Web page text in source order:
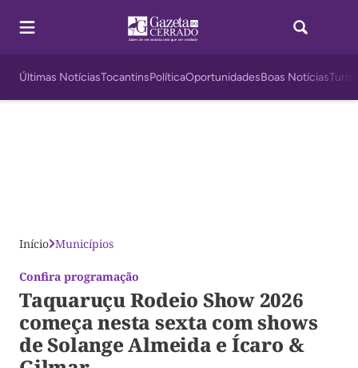
Últimas NotíciasTocantinsPolíticaOportunidadesBoas Notícias
Início Municípios
Confira programação
Taquaruçu Rodeio Show 2026
começa nesta sexta com shows
de Solange Almeida e Ícaro &